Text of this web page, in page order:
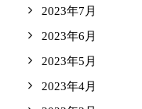
2023年7月
2023年6月
2023年5月
2023年4月